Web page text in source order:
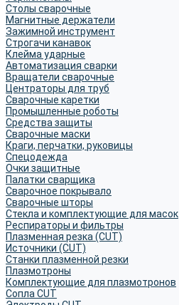
Столы сварочные
Магнитные держатели
Зажимной инструмент
Строгачи канавок
Клейма ударные
Автоматизация сварки
Вращатели сварочные
Центраторы для труб
Сварочные каретки
Промышленные роботы
Средства защиты
Сварочные маски
Краги, перчатки, руковицы
Спецодежда
Очки защитные
Палатки сварщика
Сварочное покрывало
Сварочные шторы
Стекла и комплектующие для масок
Респираторы и фильтры
Плазменная резка (CUT)
Источники (CUT)
Станки плазменной резки
Плазмотроны
Комплектующие для плазмотронов
Сопла CUT